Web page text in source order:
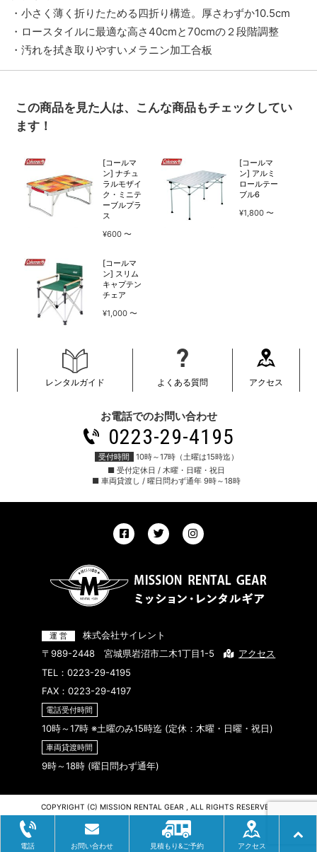
・小さく薄く折りたためる四折り構造。厚さわずか10.5cm
・ロースタイルに最適な高さ40cmと70cmの２段階調整
・汚れを拭き取りやすいメラニン加工合板
この商品を見た人は、こんな商品もチェックしてい
ます！
[コールマ
ン] ナチュ
ラルモザイ
ク・ミニテ
ーブルプラ
ス
¥600
[コールマ
ン] アルミ
ロールテー
ブル6
¥1,800
[コールマ
ン] スリム
キャプテン
チェア
¥1,000
レンタルガイド よくある質問 アクセス
お電話でのお問い合わせ
0223-29-4195
受付時間
10時～17時（土曜は15時迄）
■ 受付定休日 / 木曜・日曜・祝日
■ 車両貸渡し / 曜日問わず通年 9時～18時
電話 お問い合わせ 見積もり&ご予約 アクセス
株式会社サイレント
〒989-2448 宮城県岩沼市二木1丁目1-5
アクセス
TEL： 0223-29-4195
FAX：0223-29-4197
電話受付時間
10時～17時 ※土曜のみ15時迄 (定休：木曜・日曜・祝日)
車両貸渡時間
9時～18時 (曜日問わず通年)
COPYRIGHT (C) MISSION RENTAL GEAR , ALL RIGHTS RESERVED.